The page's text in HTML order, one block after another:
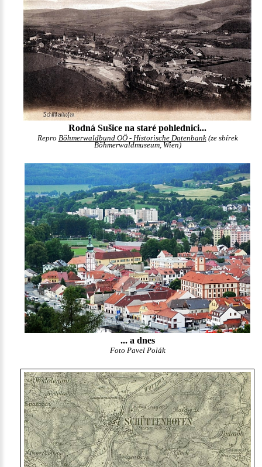
Rodná Sušice na staré pohlednici...
Repro Böhmerwaldbund OÖ - Historische Datenbank(ze sbírek
Böhmerwaldmuseum, Wien)
... a dnes
Foto Pavel Polák